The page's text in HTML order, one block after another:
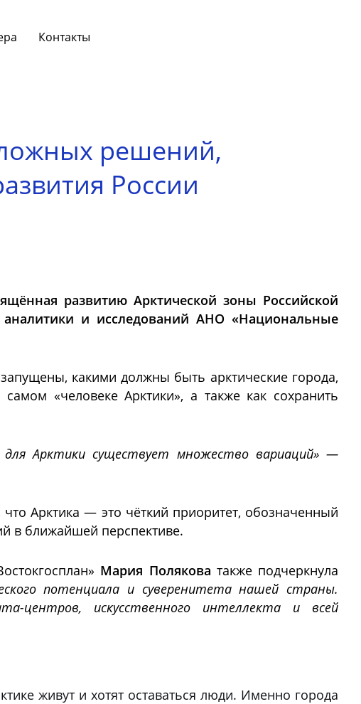
Контакты
решений,
России
развитию Арктической зоны Российской
аналитики и исследований АНО «Национальные
какими должны быть арктические города,
«человеке Арктики», а также как сохранить
Арктики существует множество вариаций» —
что Арктика — это чёткий приоритет, обозначенный
в ближайшей перспективе.
Мария Полякова также подчеркнула
потенциала и суверенитета нашей страны.
центров, искусственного интеллекта и всей
живут и хотят оставаться люди. Именно города